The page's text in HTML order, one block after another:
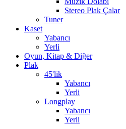
Stereo Plak Çalar
Tuner
Kaset
Yabancı
Yerli
Oyun, Kitap & Diğer
Plak
45'lik
Yabancı
Yerli
Longplay
Yabancı
Yerli